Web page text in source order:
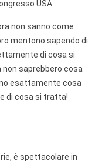
USA.
non sanno come
mentono sapendo di
di cosa si
saprebbero cosa
esattamente cosa
di cosa si tratta!
è spettacolare in